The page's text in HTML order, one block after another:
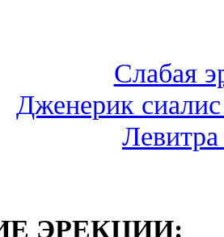
Слабая
Дженерик
ЭРЕКЦИИ: